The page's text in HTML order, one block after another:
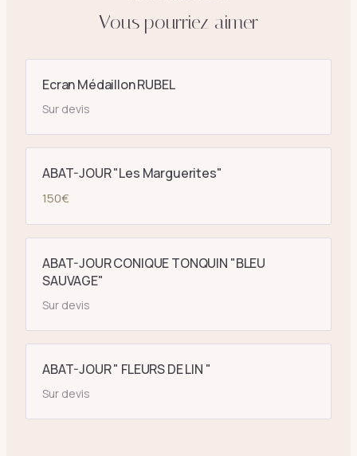
Vous pourriez aimer
Ecran Médaillon RUBEL
Sur devis
ABAT-JOUR "Les Marguerites"
150€
ABAT-JOUR CONIQUE TONQUIN "BLEU
SAUVAGE"
Sur devis
ABAT-JOUR " FLEURS DE LIN "
Sur devis